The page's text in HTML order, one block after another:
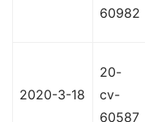
60982
2020-3-18
20-
cv-
60587